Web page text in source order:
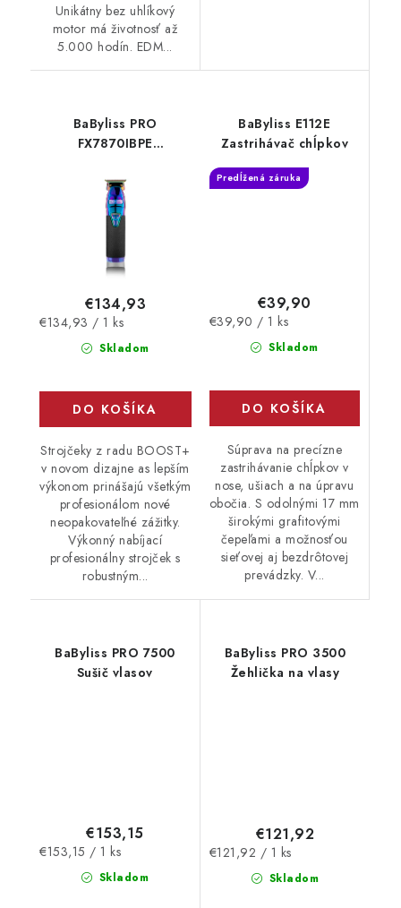
Unikátny bez uhlíkový
motor má životnosť až
5.000 hodín. EDM...
BaByliss PRO
FX7870IBPE
zastrihávač
Skladom
€134,93
Jednotková
€134,93 / 1 ks
DO KOŠÍKA
Strojčeky z radu BOOST+
v novom dizajne as lepším
výkonom prinášajú všetkým
profesionálom nové
neopakovateľné zážitky.
Výkonný nabíjací
profesionálny strojček s
robustným...
BaByliss E112E
Zastrihávač chĺpkov
Predĺžená záruka
Skladom
€39,90
Jednotková
€39,90 / 1 ks
DO KOŠÍKA
Súprava na precízne
zastrihávanie chĺpkov v
nose, ušiach a na úpravu
obočia. S odolnými 17 mm
širokými grafitovými
čepeľami a možnosťou
sieťovej aj bezdrôtovej
prevádzky. V...
BaByliss PRO 7500
Sušič vlasov
Skladom
€153,15
Jednotková
€153,15 / 1 ks
BaByliss PRO 3500
Žehlička na vlasy
Skladom
€121,92
Jednotková
€121,92 / 1 ks